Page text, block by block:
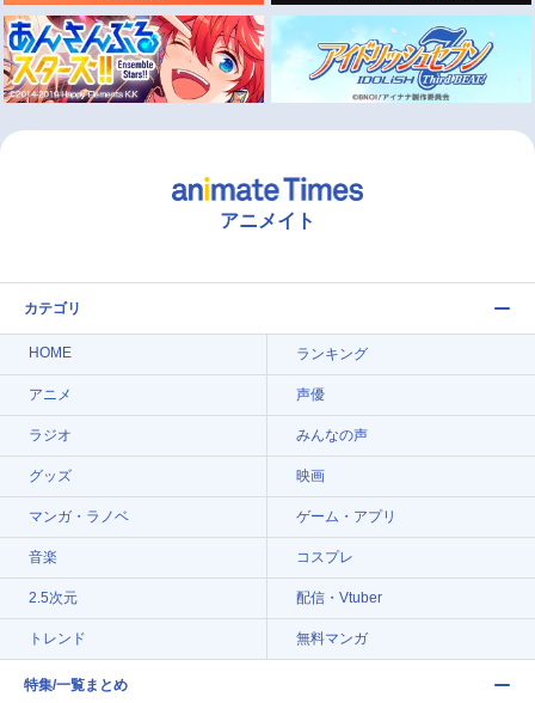
アニメイト
カテゴリ
HOME ランキング
アニメ 声優
ラジオ みんなの声
グッズ 映画
マンガ・ラノベ ゲーム・アプリ
音楽 コスプレ
2.5次元 配信・Vtuber
トレンド 無料マンガ
特集/一覧まとめ